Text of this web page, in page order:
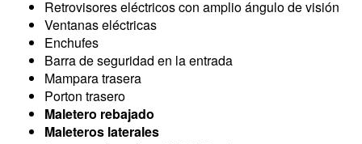
Retrovisores eléctricos con amplio ángulo de visión
Ventanas eléctricas
Enchufes
Barra de seguridad en la entrada
Mampara trasera
Porton trasero
Maletero rebajado
Maleteros laterales